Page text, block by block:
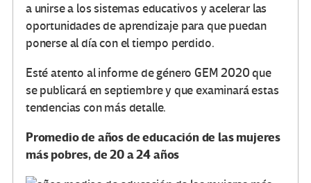
a unirse a los sistemas educativos y acelerar las
oportunidades de aprendizaje para que puedan
ponerse al día con el tiempo perdido.
Esté atento al informe de género GEM 2020 que
se publicará en septiembre y que examinará estas
tendencias con más detalle.
Promedio de años de educación de las mujeres
más pobres, de 20 a 24 años